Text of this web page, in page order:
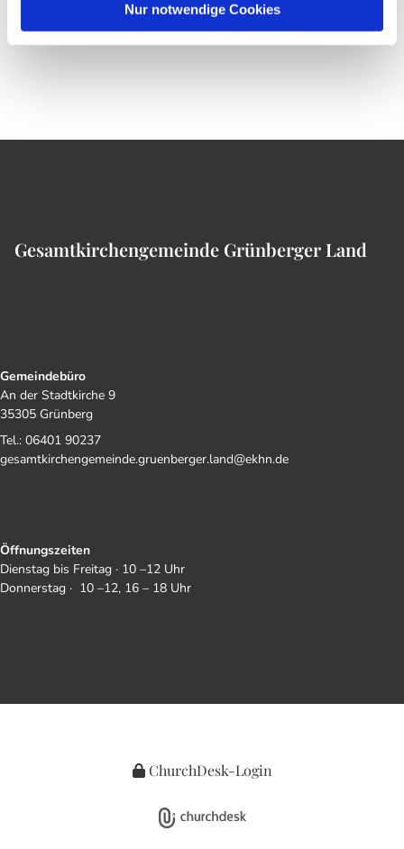
Nur notwendige Cookies
Gesamtkirchengemeinde Grünberger Land
Gemeindebüro
An der Stadtkirche 9
35305 Grünberg
Tel.: 06401 90237
gesamtkirchengemeinde.gruenberger.land@ekhn.de
Öffnungszeiten
Dienstag bis Freitag · 10 –12 Uhr
Donnerstag · 10 –12, 16 – 18 Uhr
ChurchDesk-Login